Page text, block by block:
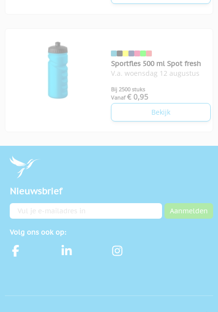
Sportfles 500 ml Spot fresh
V.a. woensdag 12 augustus
Bij 2500 stuks
Vanaf € 0,95
Bekijk
Nieuwsbrief
E-mailadres Aanmelden
Volg ons ook op: